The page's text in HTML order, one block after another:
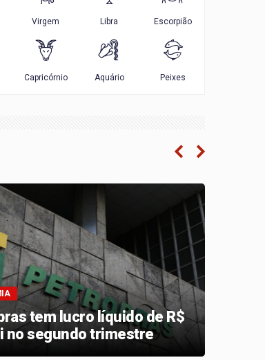
tem lucro líquido de R$
no segundo trimestre